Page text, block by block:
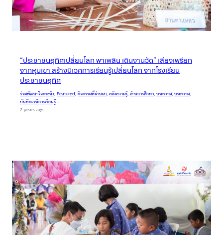
“ประชาชนอุทิศเปลี่ยนโลก พาเพลิน เดินงานวัด” เสียงเพรียก
จากหุบเขา สร้างนิเวศการเรียนรู้เปลี่ยนโลก จากโรงเรียน
ประชาชนอุทิศ
ร่วมพัฒนาใจกระทิง, Featured, กิจกรรมที่ผ่านมา, คลังความรู้, ด้านการศึกษา, บทความ, บทความ
บันทึกเวทีการเรียนรู้–
2 years ago